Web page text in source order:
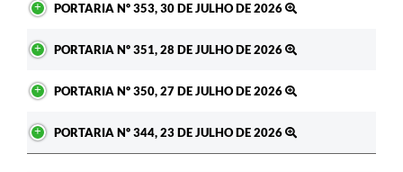
PORTARIA Nº 353, 30 DE JULHO DE 2026
PORTARIA Nº 351, 28 DE JULHO DE 2026
PORTARIA Nº 350, 27 DE JULHO DE 2026
PORTARIA Nº 344, 23 DE JULHO DE 2026